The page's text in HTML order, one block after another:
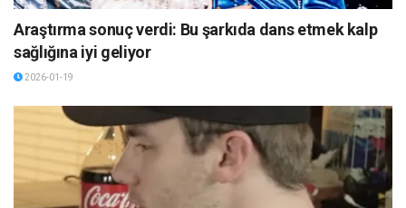
Araştırma sonuç verdi: Bu şarkıda dans etmek kalp
sağlığına iyi geliyor
2026-01-19